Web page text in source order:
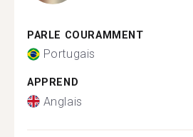
PARLE COURAMMENT
Portugais
APPREND
Anglais